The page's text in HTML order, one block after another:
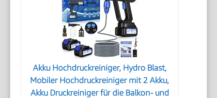
Akku Hochdruckreiniger, Hydro Blast,
Mobiler Hochdruckreiniger mit 2 Akku,
Akku Druckreiniger für die Balkon- und